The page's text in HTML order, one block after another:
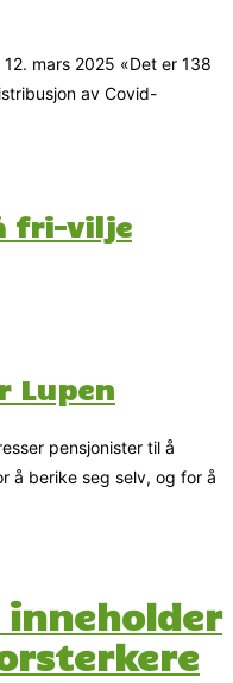
mars 2025 «Det er 138
av Covid-
fri-vilje
Lupen
pensjonister til å
å berike seg selv, og for å